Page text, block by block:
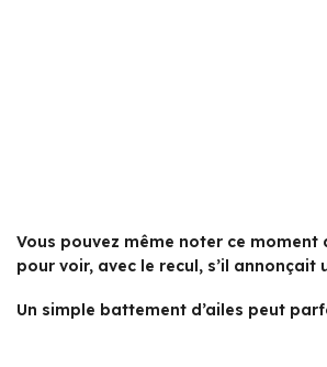
Vous pouvez même noter ce moment
pour voir, avec le recul, s’il annonçait
Un simple battement d’ailes peut